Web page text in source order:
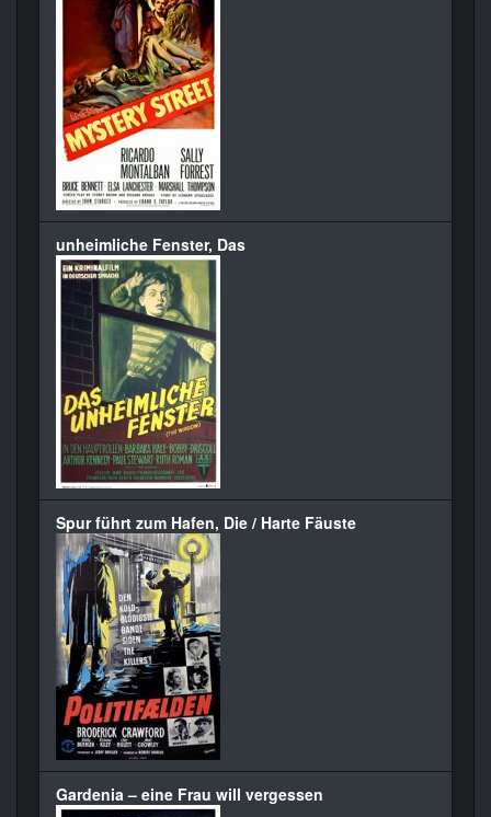
unheimliche Fenster, Das
Spur führt zum Hafen, Die / Harte Fäuste
Gardenia – eine Frau will vergessen